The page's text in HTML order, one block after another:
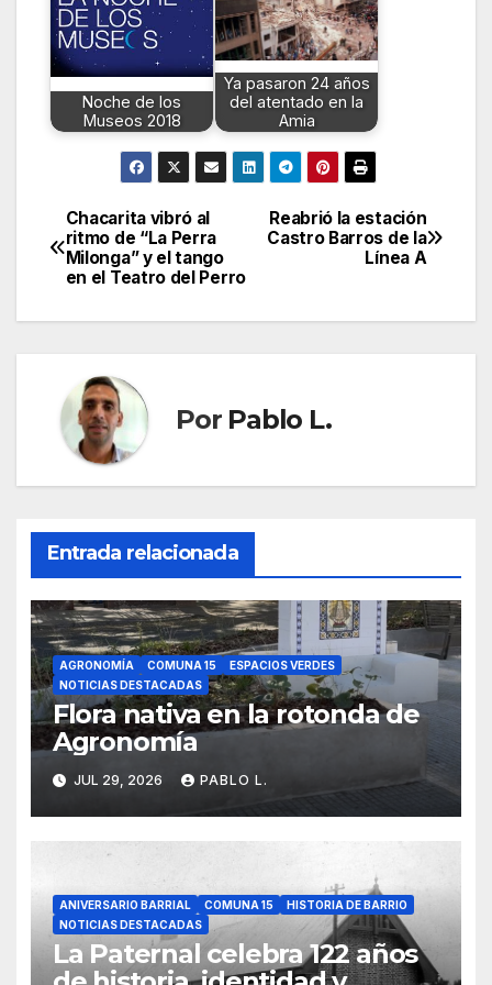
Noche de los
Museos 2018
Ya pasaron 24 años
del atentado en la
Amia
Navegación
de
entradas
Reabrió la estación
Castro Barros de la
Línea A
Chacarita vibró al
ritmo de “La Perra
Milonga” y el tango
en el Teatro del Perro
Por Pablo L.
Entrada relacionada
AGRONOMÍA COMUNA 15
ESPACIOS VERDES
NOTICIAS DESTACADAS
Flora nativa en la rotonda de
Agronomía
JUL 29, 2026 PABLO L.
ANIVERSARIO BARRIAL COMUNA 15
HISTORIA DE BARRIO
NOTICIAS DESTACADAS
La Paternal celebra 122 años